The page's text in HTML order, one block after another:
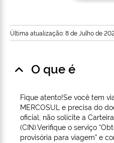
Última atualização: 8 de Julho de
O que é
Fique atento!Se você tem
MERCOSUL e precisa do
oficial, não solicite a
(CIN).Verifique o serviço
provisória para viagem” e